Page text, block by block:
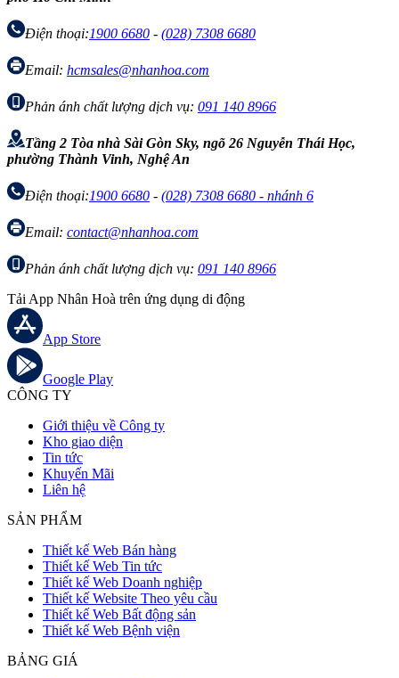
Điện thoại:1900 6680 - (028) 7308 6680
Email: hcmsales@nhanhoa.com
Phản ánh chất lượng dịch vụ: 091 140 8966
Tầng 2 Tòa nhà Sài Gòn Sky, ngõ 26 Nguyễn Thái Học,
phường Thành Vinh, Nghệ An
Điện thoại:1900 6680 - (028) 7308 6680 - nhánh 6
Email: contact@nhanhoa.com
Phản ánh chất lượng dịch vụ: 091 140 8966
Tải App Nhân Hoà trên ứng dụng di động
App Store
Google Play
CÔNG TY
Giới thiệu về Công ty
Kho giao diện
Tin tức
Khuyến Mãi
Liên hệ
SẢN PHẨM
Thiết kế Web Bán hàng
Thiết kế Web Tin tức
Thiết kế Web Doanh nghiệp
Thiết kế Website Theo yêu cầu
Thiết kế Web Bất động sản
Thiết kế Web Bệnh viện
BẢNG GIÁ